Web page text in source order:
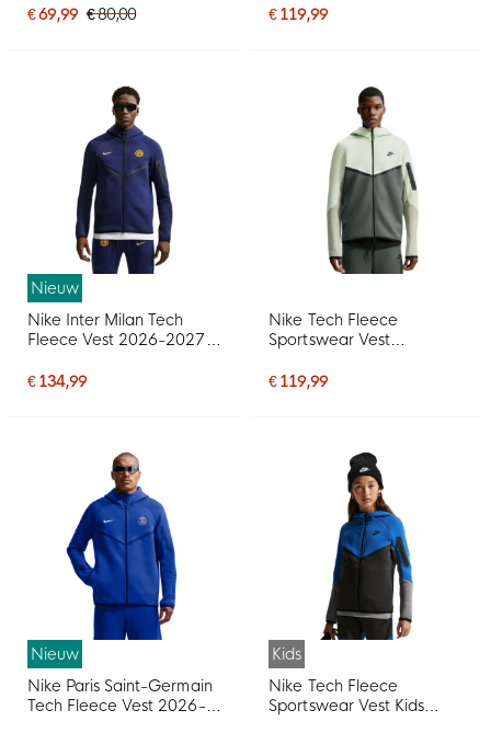
€ 69,99 € 80,00
€ 119,99
Nieuw
Nike Inter Milan Tech
Fleece Vest 2026-2027
Goudgeel
€ 134,99
Nike Tech Fleece
Sportswear Vest
Zwart
€ 119,99
Nieuw
Nike Paris Saint-Germain
Tech Fleece Vest 2026-
Kids
Nike Tech Fleece
Sportswear Vest Kids